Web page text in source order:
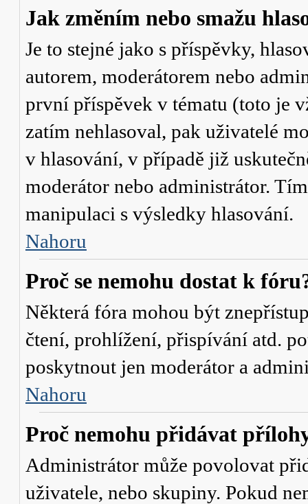
Jak změním nebo smažu
Je to stejné jako s příspěvky,
autorem, moderátorem nebo
první příspěvek v tématu (toto je
zatím nehlasoval, pak uživatelé
v hlasování, v případě již
moderátor nebo administrátor.
manipulaci s výsledky hlasování.
Nahoru
Proč se nemohu dostat k
Některá fóra mohou být
čtení, prohlížení, přispívání atd.
poskytnout jen moderátor a
Nahoru
Proč nemohu přidávat
Administrátor může povolovat
uživatele, nebo skupiny. Pokud